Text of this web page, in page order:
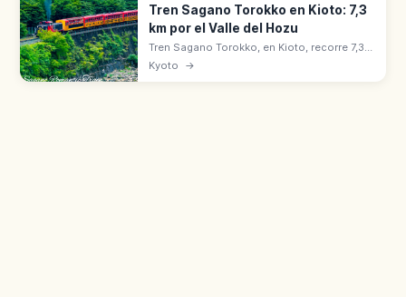
Tren Sagano Torokko en Kioto: 7,3
km por el Valle del Hozu
Tren Sagano Torokko, en Kioto, recorre 7,3
km desde Saga hasta Kameoka por el valle
del río Hozu. Opera desde 1991 con 5
Kyoto →